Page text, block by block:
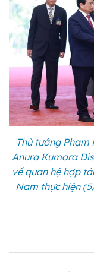
Thủ tướng Phạm
Anura Kumara
về quan hệ hợp
Nam thực hiện